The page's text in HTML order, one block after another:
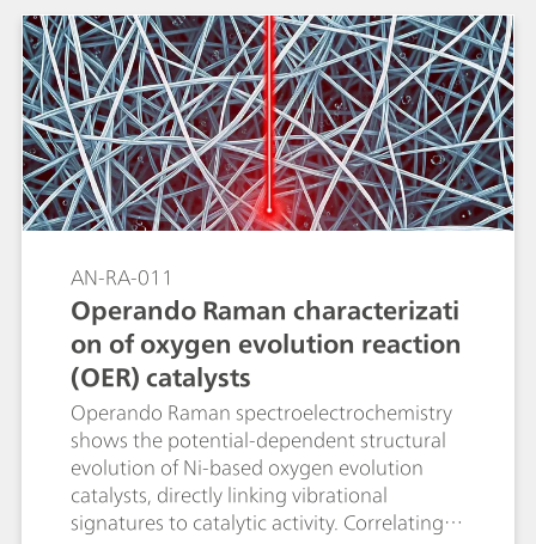
AN-RA-011
Operando Raman characterizati
on of oxygen evolution reaction
(OER) catalysts
Operando Raman spectroelectrochemistry
shows the potential-dependent structural
evolution of Ni-based oxygen evolution
catalysts, directly linking vibrational
signatures to catalytic activity. Correlating